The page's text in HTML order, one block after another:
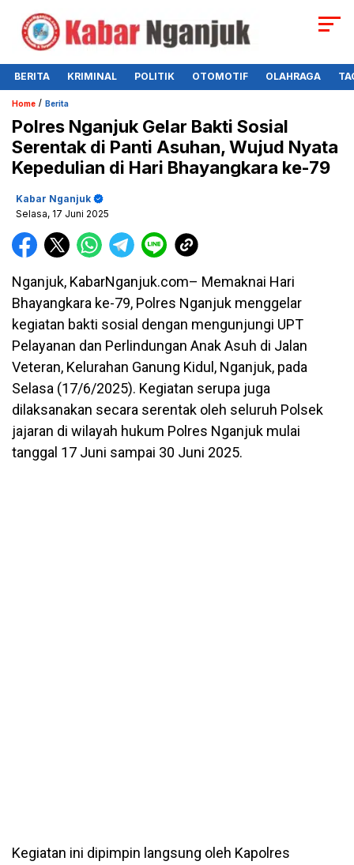
BERITA KRIMINAL POLITIK OTOMOTIF OLAHRAGA
Home / Berita
Polres Nganjuk Gelar Bakti Sosial
Serentak di Panti Asuhan, Wujud Nyata
Kepedulian di Hari Bhayangkara ke-79
Kabar Nganjuk
Selasa, 17 Juni 2025
Nganjuk, KabarNganjuk.com– Memaknai Hari
Bhayangkara ke-79, Polres Nganjuk menggelar
kegiatan bakti sosial dengan mengunjungi UPT
Pelayanan dan Perlindungan Anak Asuh di Jalan
Veteran, Kelurahan Ganung Kidul, Nganjuk, pada
Selasa (17/6/2025). Kegiatan serupa juga
dilaksanakan secara serentak oleh seluruh Polsek
jajaran di wilayah hukum Polres Nganjuk mulai
tanggal 17 Juni sampai 30 Juni 2025.
Kegiatan ini dipimpin langsung oleh Kapolres